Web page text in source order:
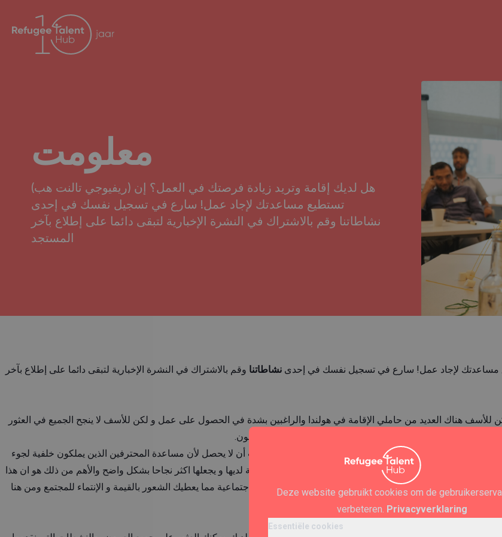
Deze website gebruikt cookies om de
verbeteren. Privacyverklaring
Essentiële cookies
معلومت
هل لديك إقامة وتريد زيادة فرصتك في العمل؟ إن (ريفيوجي تالنت هب)
تستطيع مساعدتك لإجاد عمل! سارع في تسجيل نفسك في إحدى
نشاطاتنا وقم بالاشتراك في النشرة الإخبارية لتبقى دائما على إطلاع بآخر
المستجد
مساعدتك لإجاد عمل! سارع في تسجيل نفسك في إحدى نشاطاتنا وقم بالاشتراك في النشرة الإخبارية لتبقى دائما على إطلاع بآخر
هناك العديد من حاملي الإقامة في هولندا والراغبين بشدة في الحصول على عمل و لكن للأسف لا ينجح الجميع في العثور
إلى تواصل مباشر او شبكة مشتركة.بعبارة أخرى: هم لا يتقابلون.
ونحن ريفيوجي تالنت هب نأسف لهذا ونرى أن مثل هذا الأمر يجب أن لا يحصل لأن مساعدة المحترفين الذين يملكون خلفية لجوء
أما بالنسبة للشركات فهو يؤمن لها تنوع في القوى العاملة لديها و يجعلها اكثر نجاحا بشكل واضح والأهم من ذلك هو ان هذا
على عمل يعني ايضاً إنتظام الحياه والحصول على شبكة إجتماعية مما يعطيك الشعور بالقيمة و الإنتماء للمجتمع ومن هنا
بالمقابلة أولاً.